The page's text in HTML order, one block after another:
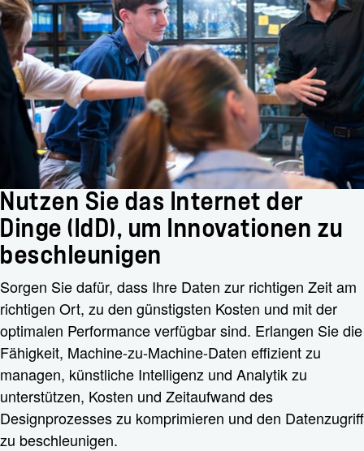
Nutzen Sie das Internet der
Dinge (IdD), um Innovationen zu
beschleunigen
Sorgen Sie dafür, dass Ihre Daten zur richtigen Zeit am
richtigen Ort, zu den günstigsten Kosten und mit der
optimalen Performance verfügbar sind. Erlangen Sie die
Fähigkeit, Machine-zu-Machine-Daten effizient zu
managen, künstliche Intelligenz und Analytik zu
unterstützen, Kosten und Zeitaufwand des
Designprozesses zu komprimieren und den Datenzugriff
zu beschleunigen.